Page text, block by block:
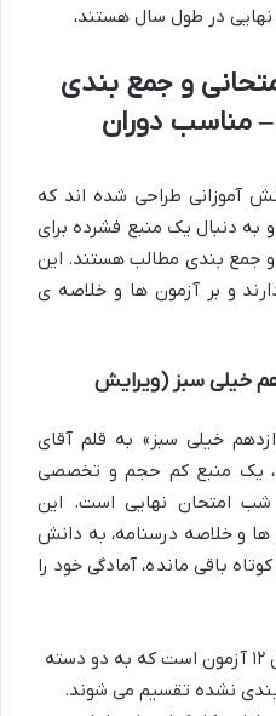
نهایی در طول سال هستند،
و جمع بندی
مناسب دوران
آموزانی طراحی شده اند که
به دنبال یک منبع فشرده برای
و جمع بندی مطالب هستند. این
و بر آزمون ها و خلاصه ی
خیلی سبز (ویرایش
خیلی سبز» به قلم آقای
در ۶۵ صفحه، یک منبع کم حجم و تخصصی
شب امتحان نهایی است. این
ها و خلاصه درسنامه، به دانش
باقی مانده، آمادگی خود را
این کتاب شامل ۱۲ آزمون است که به دو دسته
نشده تقسیم می شوند.